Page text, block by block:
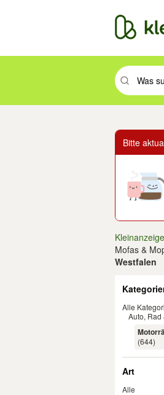
Suchbegriff
Bitte
Mofas &
Westfalen
Alle
Auto, Rad
(644)
Art
Alle